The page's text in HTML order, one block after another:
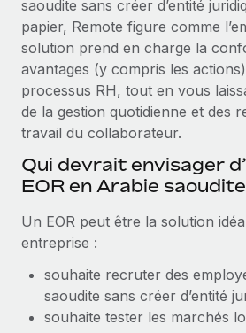
Remote Watchtower
Gardez un temps d’avance sur
matière de conformité
Gestion des appareils
Achetez et suivez vos
Création d’entité
conformité
Mobilité et déménagement
Organisez facilement le
employés
BLOG
Paie multipays
EOR et PEO
Gestion des freelances
Explorer le blog
BLOG
Mises à jour des produits de
Intégrations Gusto et Xero et
freelances Plus
saoudite sans créer d’entité
papier, Remote figure comme
solution prend en charge la
avantages (y compris les
processus RH, tout en vous
de la gestion quotidienne et des
travail du collaborateur.
Qui devrait envisager
EOR en Arabie
Un EOR peut être la solution
entreprise :
souhaite recruter des
saoudite sans créer d’entité
souhaite tester les marchés